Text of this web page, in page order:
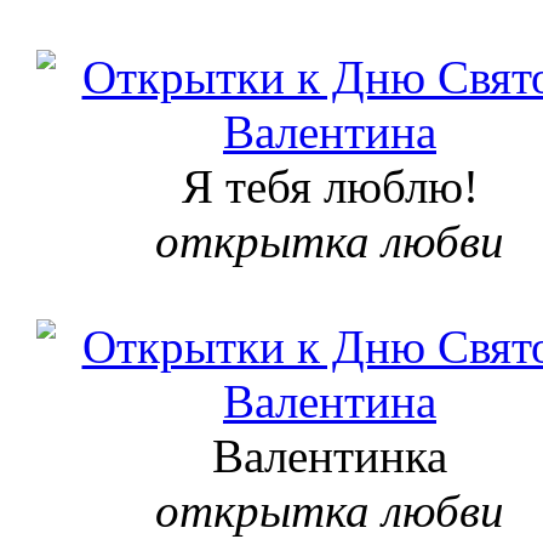
Я тебя люблю!
открытка любви
Валентинка
открытка любви